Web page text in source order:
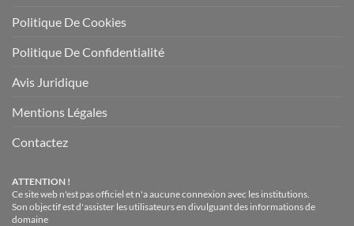
Politique De Cookies
Politique De Confidentialité
Avis Juridique
Mentions Légales
Contactez
ATTENTION !
Ce site web n'est pas officiel et n'a aucune connexion avec les institutions.
Son objectif est d'assister les utilisateurs en divulguant des informations de
domaine